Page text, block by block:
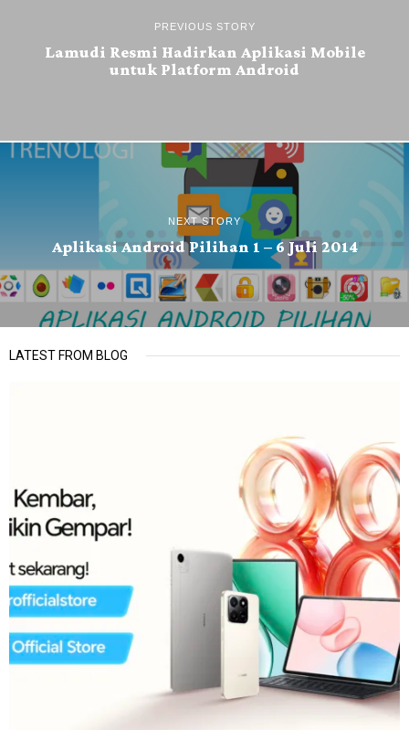
PREVIOUS STORY
Lamudi Resmi Hadirkan Aplikasi Mobile
untuk Platform Android
NEXT STORY
Aplikasi Android Pilihan 1 – 6 Juli 2014
LATEST FROM BLOG